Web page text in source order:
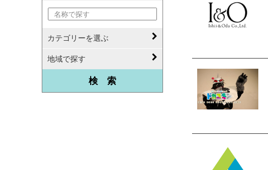
名称で探す
カテゴリーを選ぶ
地域で探す